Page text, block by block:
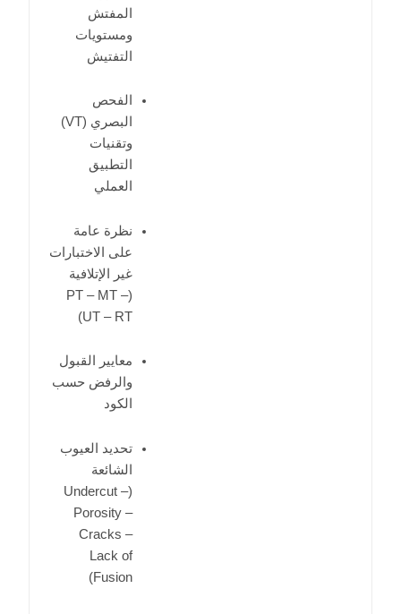
المفتش
ومستويات
التفتيش
الفحص
البصري (VT)
وتقنيات
التطبيق
العملي
نظرة عامة
على الاختبارات
غير الإتلافية
(PT – MT –
UT – RT)
معايير القبول
والرفض حسب
الكود
تحديد العيوب
الشائعة
(Undercut –
Porosity –
Cracks –
Lack of
Fusion)